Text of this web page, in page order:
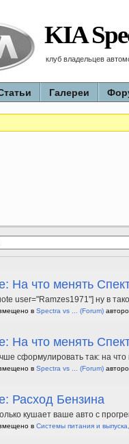
KIA
клуб владельцев
Галереи
На что менять
user="Ramzes1971"] ну в
в Spectra vs ... (Forum)
На что менять
сформулировать так: на
в Spectra vs ... (Forum)
Расход Бензина
кушает ваше авто с
в Системы питания и